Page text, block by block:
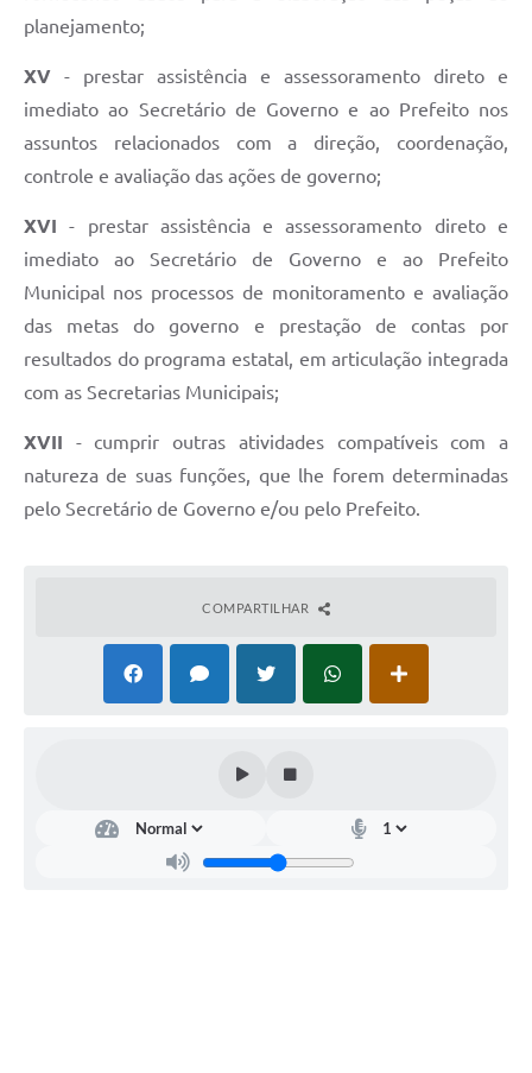
planejamento;
XV - prestar assistência e assessoramento direto e
imediato ao Secretário de Governo e ao Prefeito nos
assuntos relacionados com a direção, coordenação,
controle e avaliação das ações de governo;
XVI - prestar assistência e assessoramento direto e
imediato ao Secretário de Governo e ao Prefeito
Municipal nos processos de monitoramento e avaliação
das metas do governo e prestação de contas por
resultados do programa estatal, em articulação integrada
com as Secretarias Municipais;
XVII - cumprir outras atividades compatíveis com a
natureza de suas funções, que lhe forem determinadas
pelo Secretário de Governo e/ou pelo Prefeito.
COMPARTILHAR